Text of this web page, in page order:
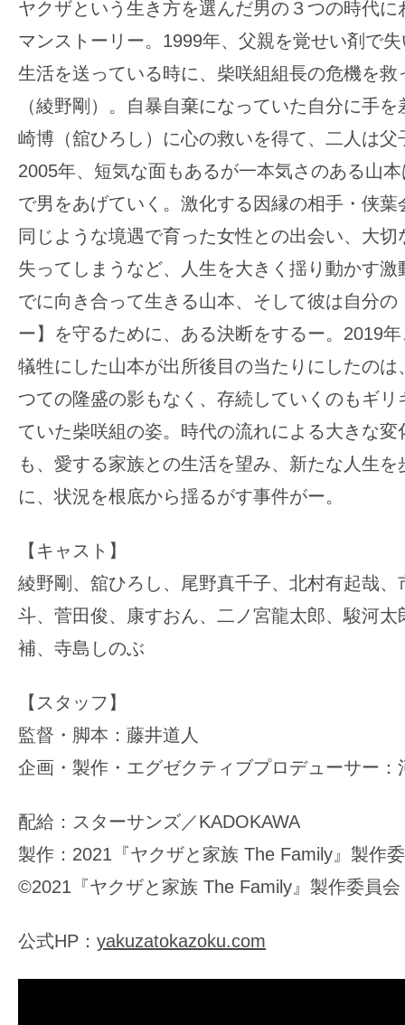
ヤクザという生き方を選んだ男の３つの時代
マンストーリー。1999年、父親を覚せい剤で
生活を送っている時に、柴咲組組長の危機を救
（綾野剛）。自暴自棄になっていた自分に手
崎博（舘ひろし）に心の救いを得て、二人は父
2005年、短気な面もあるが一本気さのある山
で男をあげていく。激化する因縁の相手・侠
同じような境遇で育った女性との出会い、大
失ってしまうなど、人生を大きく揺り動かす
でに向き合って生きる山本、そして彼は自分の
ー】を守るために、ある決断をするー。2019
犠牲にした山本が出所後目の当たりにしたのは
つての隆盛の影もなく、存続していくのもギリ
ていた柴咲組の姿。時代の流れによる大きな変
も、愛する家族との生活を望み、新たな人生
に、状況を根底から揺るがす事件がー。
【キャスト】
綾野剛、舘ひろし、尾野真千子、北村有起哉、
斗、菅田俊、康すおん、二ノ宮龍太郎、駿河太
補、寺島しのぶ
【スタッフ】
監督・脚本：藤井道人
企画・製作・エグゼクティブプロデューサー：
配給：スターサンズ／KADOKAWA
製作：2021『ヤクザと家族 The Family』製作
©2021『ヤクザと家族 The Family』製作委員会
公式HP： yakuzatokazoku.com